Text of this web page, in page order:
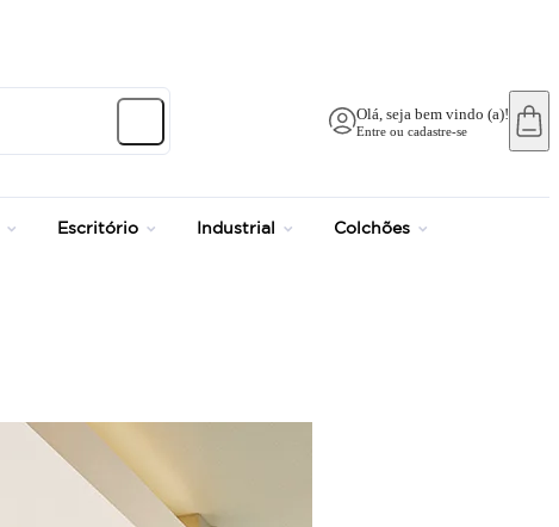
Olá, seja bem vindo (a)!
Entre ou cadastre-se
Escritório Industrial Colchões